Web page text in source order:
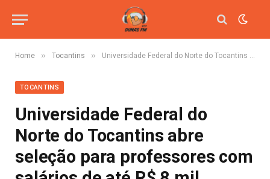
Home » Tocantins » Universidade Federal do Norte do Tocantins abre seleção para professores com salários de até R$ 8 mil
TOCANTINS
Universidade Federal do
Norte do Tocantins abre
seleção para professores com